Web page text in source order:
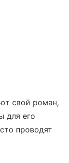
свой роман,
для его
проводят